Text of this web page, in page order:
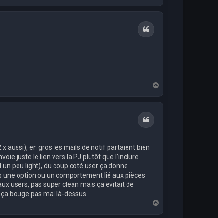
a
u
Citation
a
Citation
aussi), en gros les mails de notif partaient bien
juste le lien vers la PJ plutôt que l’inclure
peu light), du coup coté user ça donne
une option ou un comportement lié aux pièces
users, pas super clean mais ça evitait de
bouge pas mal là-dessus.
a